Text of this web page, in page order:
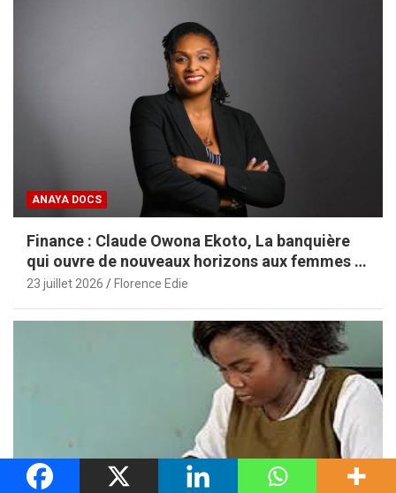
ANAYA DOCS
Finance : Claude Owona Ekoto, La banquière
qui ouvre de nouveaux horizons aux femmes et
aux PME africaines
23 juillet 2026 Florence Edie